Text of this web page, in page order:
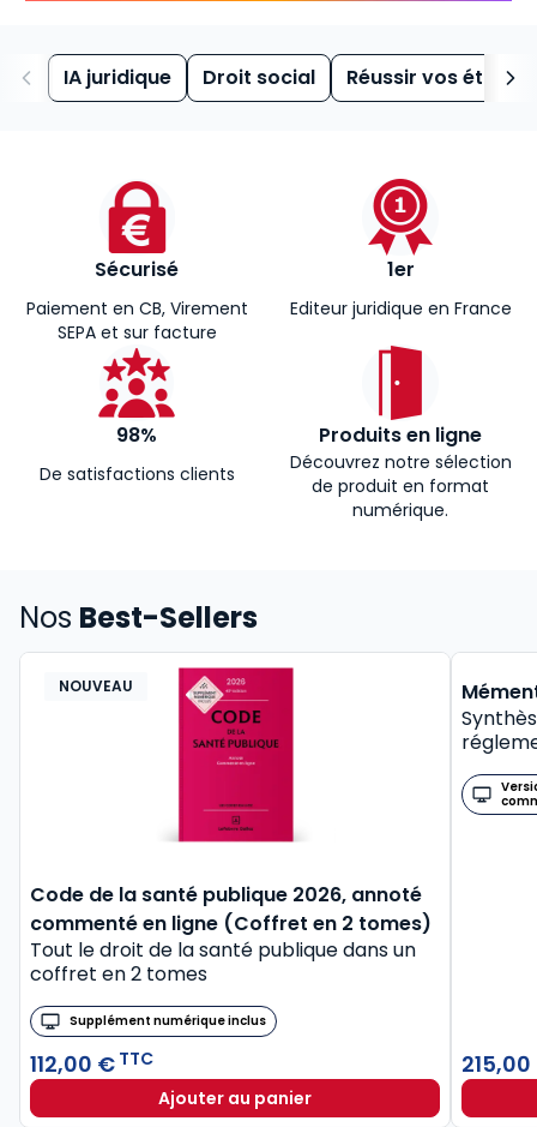
IA juridique Droit social Réussir vos études
Sécurisé
Paiement en CB, Virement
SEPA et sur facture
1er
Editeur juridique en France
98%
De satisfactions clients
Produits en ligne
Découvrez notre sélection
de produit en format
numérique.
Nos Best-Sellers
NOUVEAU
Code de la santé publique 2026, annoté
commenté en ligne (Coffret en 2 tomes)
Tout le droit de la santé publique dans un
coffret en 2 tomes
Supplément numérique inclus
112,00 € TTC
Ajouter au panier
BEST-